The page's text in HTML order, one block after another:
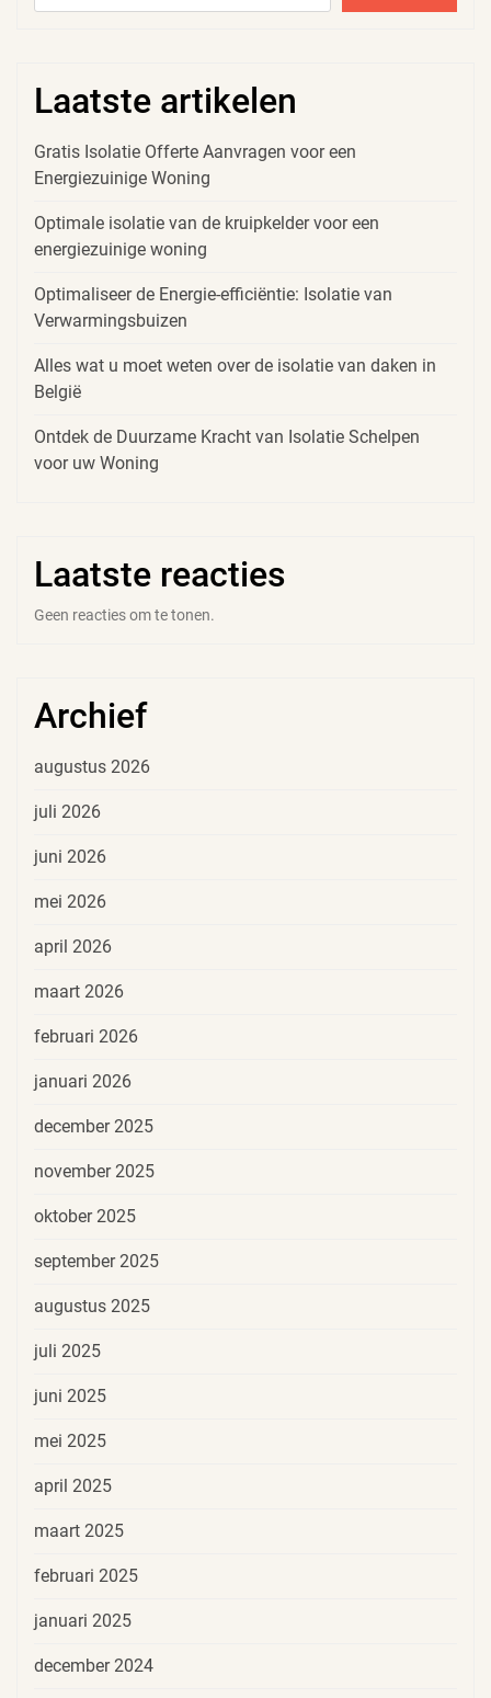
Laatste artikelen
Gratis Isolatie Offerte Aanvragen voor een
Energiezuinige Woning
Optimale isolatie van de kruipkelder voor een
energiezuinige woning
Optimaliseer de Energie-efficiëntie: Isolatie van
Verwarmingsbuizen
Alles wat u moet weten over de isolatie van daken in
België
Ontdek de Duurzame Kracht van Isolatie Schelpen
voor uw Woning
Laatste reacties
Geen reacties om te tonen.
Archief
augustus 2026
juli 2026
juni 2026
mei 2026
april 2026
maart 2026
februari 2026
januari 2026
december 2025
november 2025
oktober 2025
september 2025
augustus 2025
juli 2025
juni 2025
mei 2025
april 2025
maart 2025
februari 2025
januari 2025
december 2024